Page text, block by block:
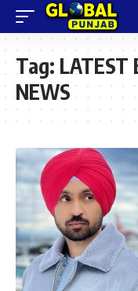
Tag: LATEST
NEWS